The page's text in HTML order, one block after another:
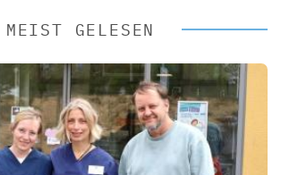
MEIST GELESEN